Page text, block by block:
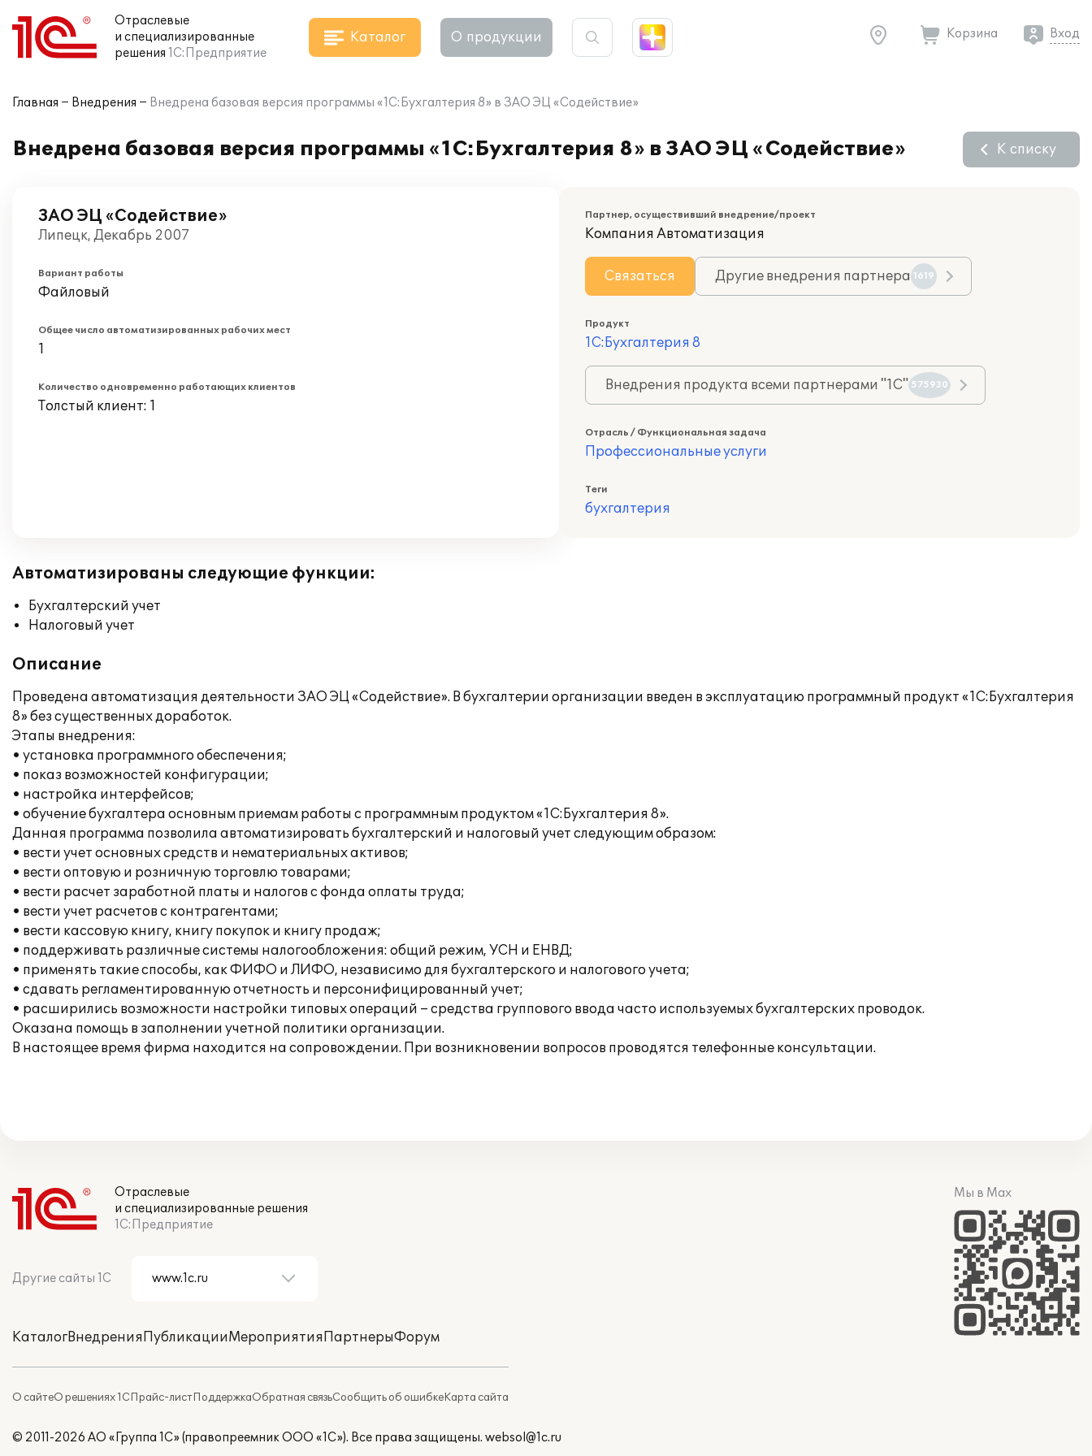
Отраслевые
и специализированные
решения 1С:Предприятие
Каталог О продукции Корзина Вход
Главная Внедрения Внедрена базовая версия программы «1С:Бухгалтерия 8» в ЗАО ЭЦ «Содействие»
Внедрена базовая версия программы «1С:Бухгалтерия 8» в ЗАО ЭЦ «Содействие» К списку
ЗАО ЭЦ «Содействие»
Липецк, Декабрь 2007
Вариант работы
Файловый
Общее число автоматизированных рабочих мест
1
Количество одновременно работающих клиентов
Толстый клиент: 1
Партнер, осуществивший внедрение/проект
Компания Автоматизация
Связаться Другие внедрения партнера 1619
Продукт
1С:Бухгалтерия 8
Внедрения продукта всеми партнерами "1С" 575930
Отрасль / Функциональная задача
Профессиональные услуги
Теги
бухгалтерия
Автоматизированы следующие функции:
Бухгалтерский учет
Налоговый учет
Описание
Проведена автоматизация деятельности ЗАО ЭЦ «Содействие». В бухгалтерии организации введен в эксплуатацию программный продукт «1C:Бухгалтерия
8» без существенных доработок.
Этапы внедрения:
• установка программного обеспечения;
• показ возможностей конфигурации;
• настройка интерфейсов;
• обучение бухгалтера основным приемам работы с программным продуктом «1С:Бухгалтерия 8».
Данная программа позволила автоматизировать бухгалтерский и налоговый учет следующим образом:
• вести учет основных средств и нематериальных активов;
• вести оптовую и розничную торговлю товарами;
• вести расчет заработной платы и налогов с фонда оплаты труда;
• вести учет расчетов с контрагентами;
• вести кассовую книгу, книгу покупок и книгу продаж;
• поддерживать различные системы налогообложения: общий режим, УСН и ЕНВД;
• применять такие способы, как ФИФО и ЛИФО, независимо для бухгалтерского и налогового учета;
• сдавать регламентированную отчетность и персонифицированный учет;
• расширились возможности настройки типовых операций – средства группового ввода часто используемых бухгалтерских проводок.
Оказана помощь в заполнении учетной политики организации.
В настоящее время фирма находится на сопровождении. При возникновении вопросов проводятся телефонные консультации.
Отраслевые
и специализированные решения
1С:Предприятие
Другие сайты 1С
КаталогВнедренияПубликацииМероприятияПартнерыФорум
О сайтеО решениях 1СПрайс-листПоддержкаОбратная связьСообщить об ошибкеКарта сайта
Мы в Max
© 2011-2026 АО «Группа 1С» (правопреемник ООО «1С»). Все права защищены. websol@1c.ru